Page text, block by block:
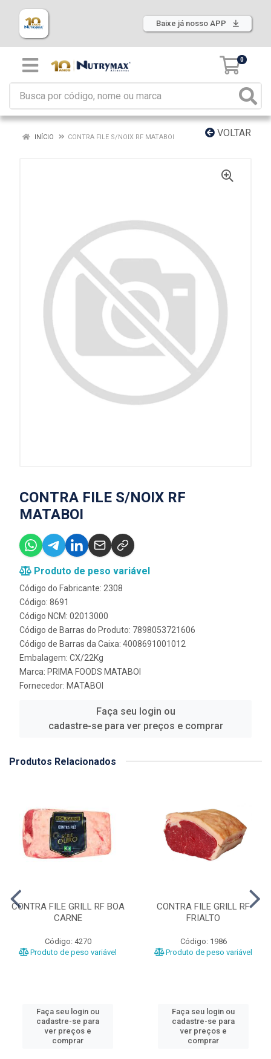
Baixe já nosso APP
0
VOLTAR
INÍCIO CONTRA FILE S/NOIX RF MATABOI
CONTRA FILE S/NOIX RF
MATABOI
Produto de peso variável
Código do Fabricante: 2308
Código: 8691
Código NCM: 02013000
Código de Barras do Produto: 7898053721606
Código de Barras da Caixa: 4008691001012
Embalagem: CX/22Kg
Marca: PRIMA FOODS MATABOI
Fornecedor: MATABOI
Faça seu login ou
cadastre-se para ver preços e comprar
Produtos Relacionados
CONTRA FILE GRILL RF BOA
CARNE
Código: 4270
Produto de peso variável
Faça seu login ou
cadastre-se para
ver preços e
comprar
CONTRA FILE GRILL RF
FRIALTO
Código: 1986
Produto de peso variável
Faça seu login ou
cadastre-se para
ver preços e
comprar